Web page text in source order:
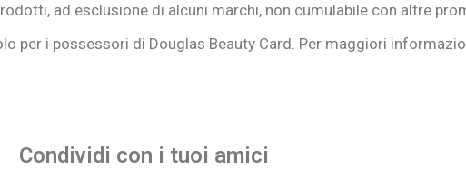
ad esclusione di alcuni marchi, non cumulabile con altre
per i possessori di Douglas Beauty Card. Per maggiori
Condividi con i tuoi amici